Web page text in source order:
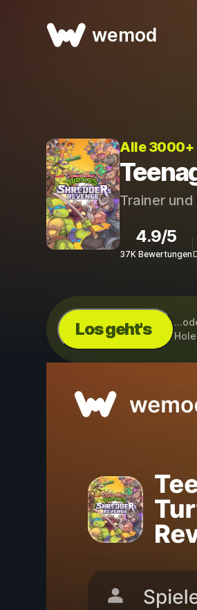
wemod
Alle 3000+
Trainer
4.9/5
37K Bewertungen
Los geht's